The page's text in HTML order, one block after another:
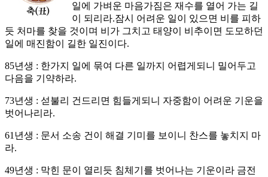
일에 가벼운 마음가짐은 재수를 열어 가는 길
이 되리라.잠시 어려운 일이 있으면 비를 피하
듯 처마를 찾을 것이며 비가 그치고 태양이 비추이면 도모하던
일에 매진함이 길한 일진이다.
85년생 : 한가지 일에 묶여 다른 일까지 어렵게되니 밀어두고
다음을 기약하라.
73년생 : 섣불리 건드리면 힘들게되니 자중함이 어려운 기운을
벗어나리라.
61년생 : 문서 소송 건이 해결 기미를 보이니 찬스를 놓치지 마
라.
49년생 : 막힌 문이 열리듯 침체기를 벗어나는 기운이라 금전